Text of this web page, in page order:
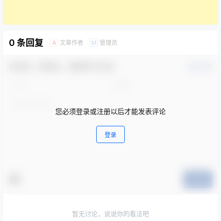
0 条回复 A 文章作者 M 管理员
您必须登录或注册以后才能发表评论
登录
暂无讨论，说说你的看法吧